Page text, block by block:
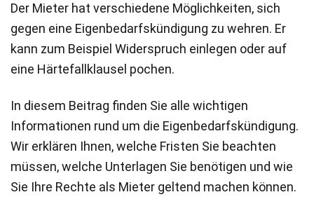
Der Mieter hat verschiedene Möglichkeiten, sich
gegen eine Eigenbedarfskündigung zu wehren. Er
kann zum Beispiel Widerspruch einlegen oder auf
eine Härtefallklausel pochen.
In diesem Beitrag finden Sie alle wichtigen
Informationen rund um die Eigenbedarfskündigung.
Wir erklären Ihnen, welche Fristen Sie beachten
müssen, welche Unterlagen Sie benötigen und wie
Sie Ihre Rechte als Mieter geltend machen können.